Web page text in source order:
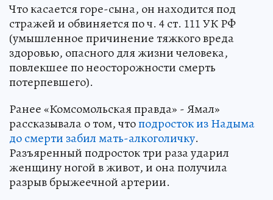
Что касается горе-сына, он находится под
стражей и обвиняется по ч. 4 ст. 111 УК РФ
(умышленное причинение тяжкого вреда
здоровью, опасного для жизни человека,
повлекшее по неосторожности смерть
потерпевшего).
Ранее «Комсомольская правда» - Ямал»
рассказывала о том, чтоподросток из Надыма
до смерти забил мать-алкоголичку.
Разъяренный подросток три раза ударил
женщину ногой в живот, и она получила
разрыв брыжеечной артерии.